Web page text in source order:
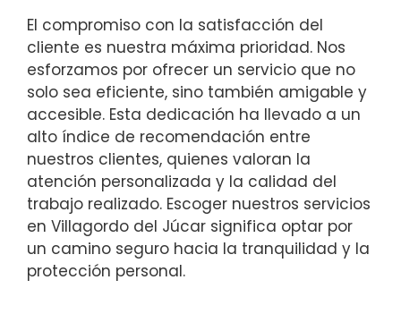
El compromiso con la satisfacción del
cliente es nuestra máxima prioridad. Nos
esforzamos por ofrecer un servicio que no
solo sea eficiente, sino también amigable y
accesible. Esta dedicación ha llevado a un
alto índice de recomendación entre
nuestros clientes, quienes valoran la
atención personalizada y la calidad del
trabajo realizado. Escoger nuestros servicios
en Villagordo del Júcar significa optar por
un camino seguro hacia la tranquilidad y la
protección personal.